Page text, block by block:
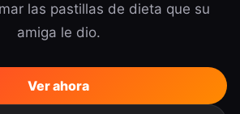
las pastillas de dieta que su
amiga le dio.
Ver ahora